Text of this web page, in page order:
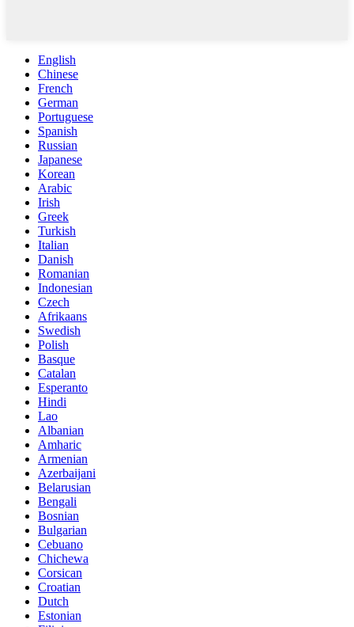
English
Chinese
French
German
Portuguese
Spanish
Russian
Japanese
Korean
Arabic
Irish
Greek
Turkish
Italian
Danish
Romanian
Indonesian
Czech
Afrikaans
Swedish
Polish
Basque
Catalan
Esperanto
Hindi
Lao
Albanian
Amharic
Armenian
Azerbaijani
Belarusian
Bengali
Bosnian
Bulgarian
Cebuano
Chichewa
Corsican
Croatian
Dutch
Estonian